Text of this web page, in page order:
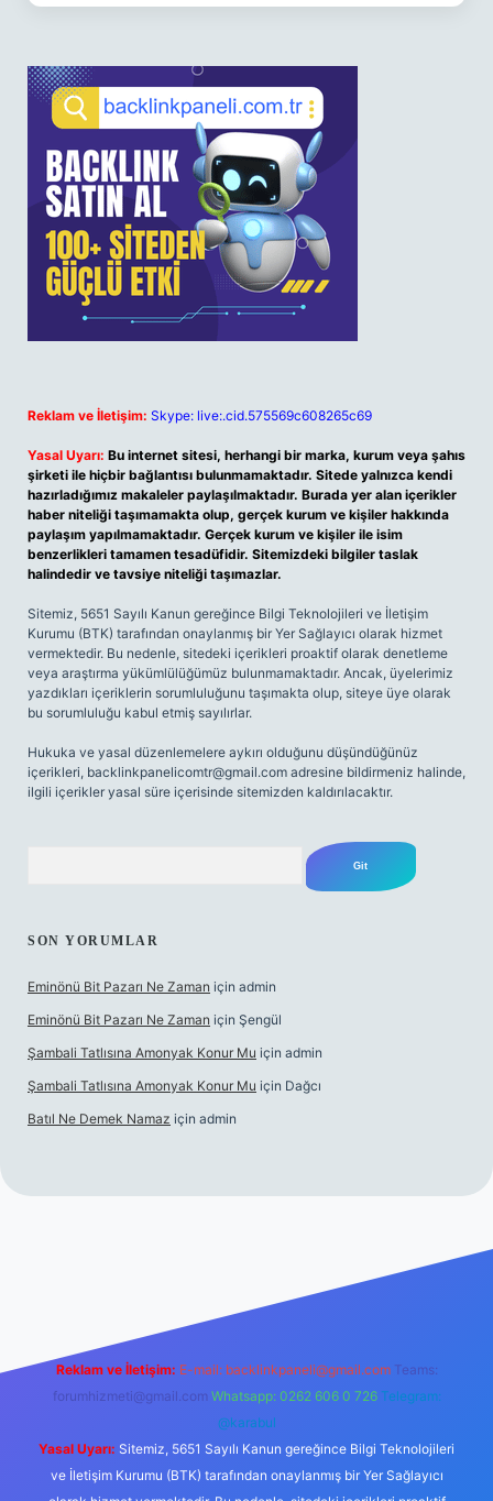
Reklam ve İletişim: Skype: live:.cid.575569c608265c69
Yasal Uyarı: Bu internet sitesi, herhangi bir marka, kurum veya şahıs
şirketi ile hiçbir bağlantısı bulunmamaktadır. Sitede yalnızca kendi
hazırladığımız makaleler paylaşılmaktadır. Burada yer alan içerikler
haber niteliği taşımamakta olup, gerçek kurum ve kişiler hakkında
paylaşım yapılmamaktadır. Gerçek kurum ve kişiler ile isim
benzerlikleri tamamen tesadüfidir. Sitemizdeki bilgiler taslak
halindedir ve tavsiye niteliği taşımazlar.
Sitemiz, 5651 Sayılı Kanun gereğince Bilgi Teknolojileri ve İletişim
Kurumu (BTK) tarafından onaylanmış bir Yer Sağlayıcı olarak hizmet
vermektedir. Bu nedenle, sitedeki içerikleri proaktif olarak denetleme
veya araştırma yükümlülüğümüz bulunmamaktadır. Ancak, üyelerimiz
yazdıkları içeriklerin sorumluluğunu taşımakta olup, siteye üye olarak
bu sorumluluğu kabul etmiş sayılırlar.
Hukuka ve yasal düzenlemelere aykırı olduğunu düşündüğünüz
içerikleri, backlinkpanelicomtr@gmail.com adresine bildirmeniz halinde,
ilgili içerikler yasal süre içerisinde sitemizden kaldırılacaktır.
SON YORUMLAR
Eminönü Bit Pazarı Ne Zaman için admin
Eminönü Bit Pazarı Ne Zaman için Şengül
Şambali Tatlısına Amonyak Konur Mu için admin
Şambali Tatlısına Amonyak Konur Mu için Dağcı
Batıl Ne Demek Namaz için admin
Reklam ve İletişim: E-mail: backlinkpaneli@gmail.com Teams:
forumhizmeti@gmail.com Whatsapp: 0262 606 0 726 Telegram:
@karabul
Yasal Uyarı: Sitemiz, 5651 Sayılı Kanun gereğince Bilgi Teknolojileri
ve İletişim Kurumu (BTK) tarafından onaylanmış bir Yer Sağlayıcı